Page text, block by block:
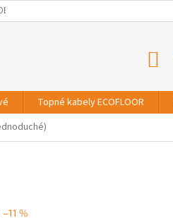
ÚDAJŮ
Topné kabely ECOFLOOR
–11 %